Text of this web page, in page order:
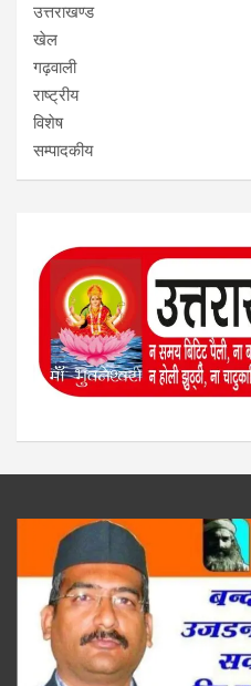
उत्तराखण्ड
खेल
गढ़वाली
राष्ट्रीय
विशेष
सम्पादकीय